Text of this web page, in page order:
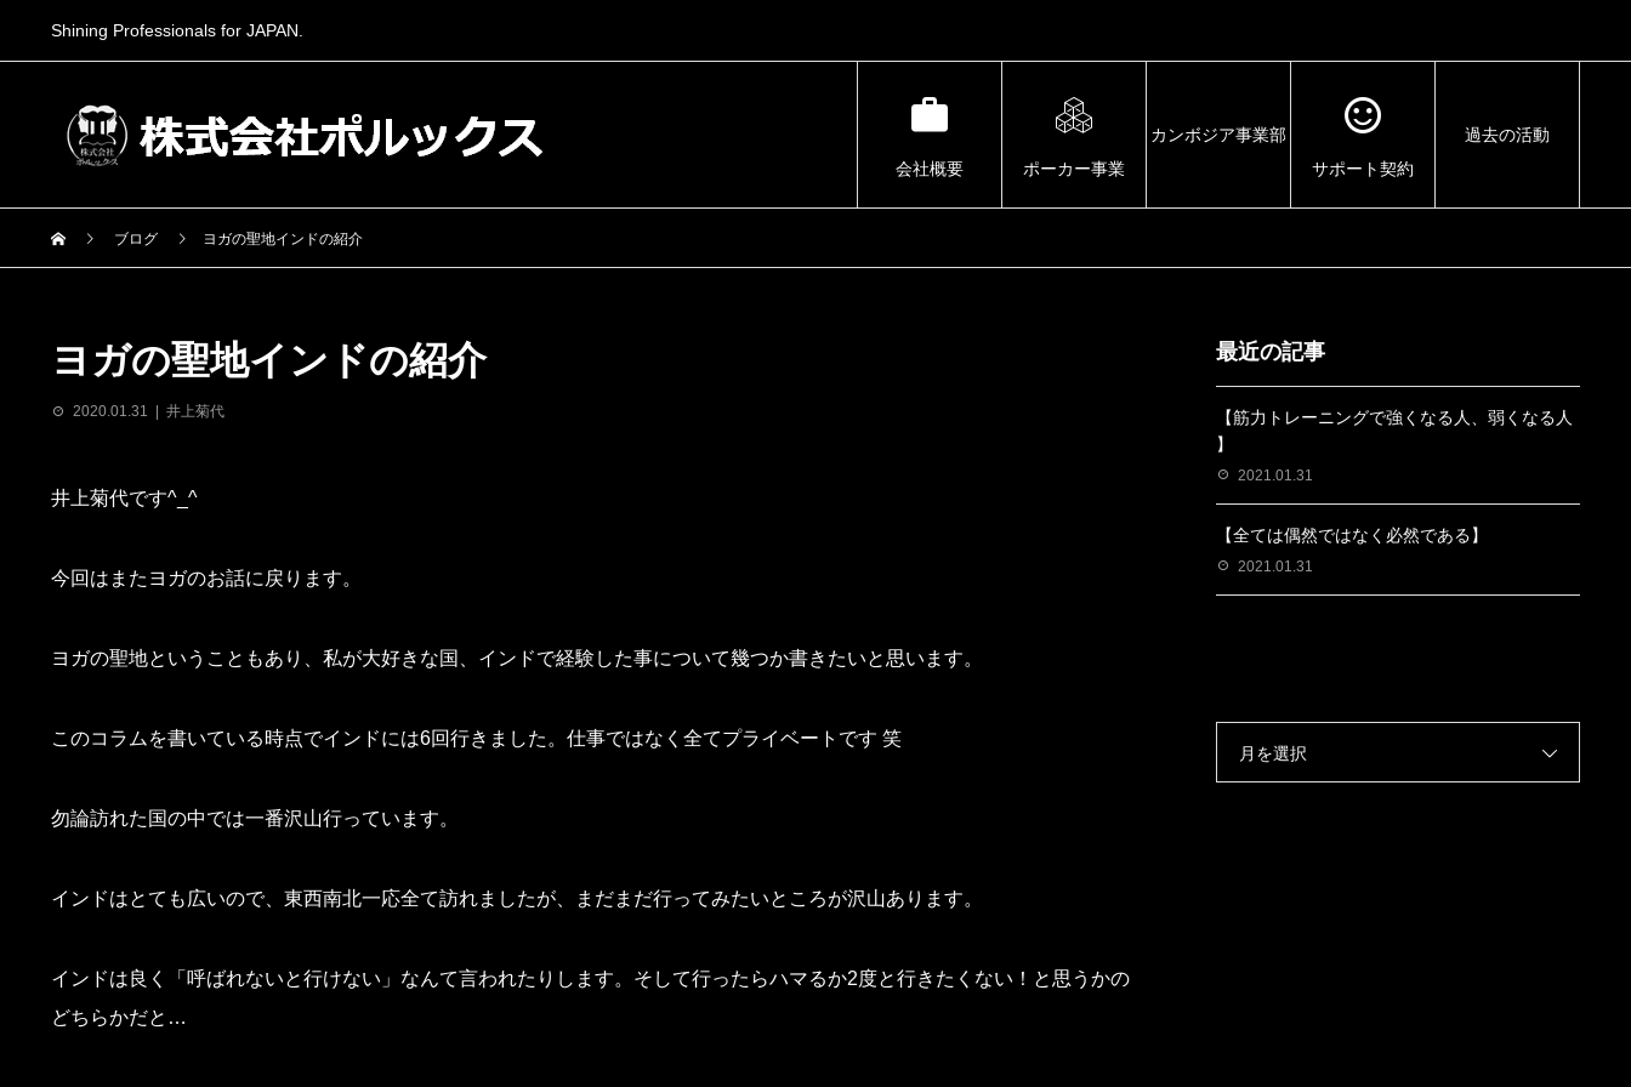
Shining Professionals for JAPAN.
会社概要 ポーカー事業
カンボジア事業部
サポート契約
過去の活動
ブログ ヨガの聖地インドの紹介
ヨガの聖地インドの紹介
2020.01.31 井上菊代
井上菊代です^_^
今回はまたヨガのお話に戻ります。
ヨガの聖地ということもあり、私が大好きな国、インドで経験した事について幾つか書きたいと思います。
このコラムを書いている時点でインドには6回行きました。仕事ではなく全てプライベートです 笑
勿論訪れた国の中では一番沢山行っています。
インドはとても広いので、東西南北一応全て訪れましたが、まだまだ行ってみたいところが沢山あります。
インドは良く「呼ばれないと行けない」なんて言われたりします。そして行ったらハマるか2度と行きたくない！と思うかの
どちらかだと…
最近の記事
【筋力トレーニングで強くなる人、弱くなる人
】
2021.01.31
【全ては偶然ではなく必然である】
2021.01.31
月を選択